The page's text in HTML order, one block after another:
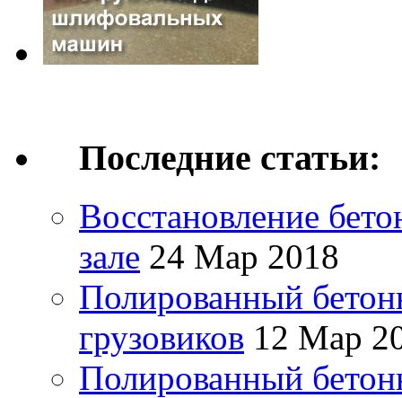
Последние статьи:
Восстановление
зале 24 Мар 2018
Полированный
грузовиков 12 Мар
Полированный